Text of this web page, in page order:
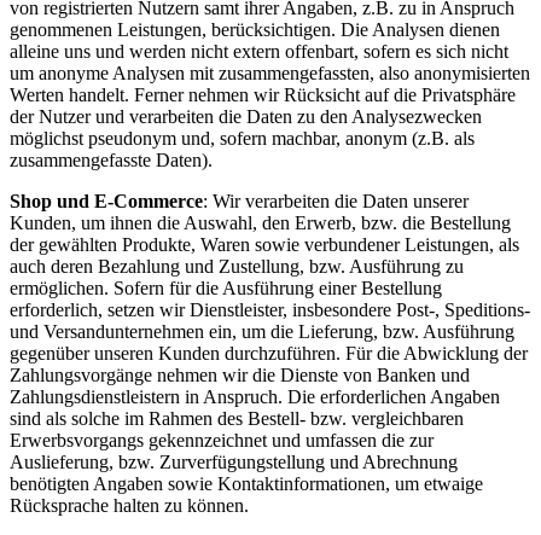
von registrierten Nutzern samt ihrer Angaben, z.B. zu in Anspruch
genommenen Leistungen, berücksichtigen. Die Analysen dienen
alleine uns und werden nicht extern offenbart, sofern es sich nicht
um anonyme Analysen mit zusammengefassten, also anonymisierten
Werten handelt. Ferner nehmen wir Rücksicht auf die Privatsphäre
der Nutzer und verarbeiten die Daten zu den Analysezwecken
möglichst pseudonym und, sofern machbar, anonym (z.B. als
zusammengefasste Daten).
Shop und E-Commerce: Wir verarbeiten die Daten unserer
Kunden, um ihnen die Auswahl, den Erwerb, bzw. die Bestellung
der gewählten Produkte, Waren sowie verbundener Leistungen, als
auch deren Bezahlung und Zustellung, bzw. Ausführung zu
ermöglichen. Sofern für die Ausführung einer Bestellung
erforderlich, setzen wir Dienstleister, insbesondere Post-, Speditions-
und Versandunternehmen ein, um die Lieferung, bzw. Ausführung
gegenüber unseren Kunden durchzuführen. Für die Abwicklung der
Zahlungsvorgänge nehmen wir die Dienste von Banken und
Zahlungsdienstleistern in Anspruch. Die erforderlichen Angaben
sind als solche im Rahmen des Bestell- bzw. vergleichbaren
Erwerbsvorgangs gekennzeichnet und umfassen die zur
Auslieferung, bzw. Zurverfügungstellung und Abrechnung
benötigten Angaben sowie Kontaktinformationen, um etwaige
Rücksprache halten zu können.